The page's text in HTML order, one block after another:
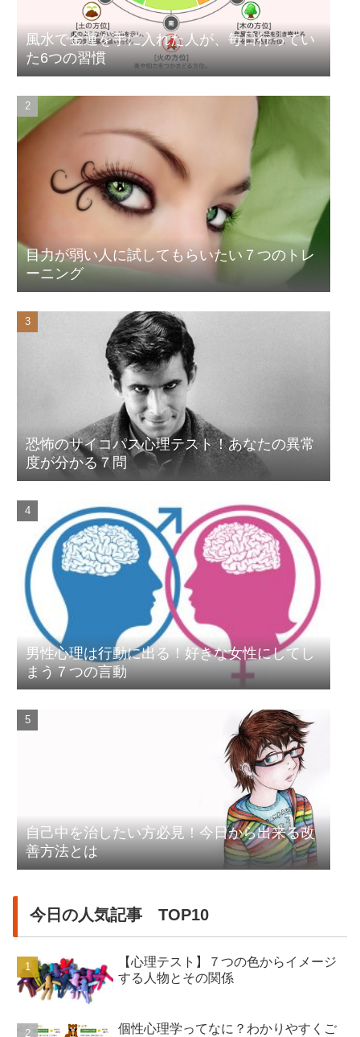
風水で金運を手に入れた人が、毎日行ってい
た6つの習慣
目力が弱い人に試してもらいたい７つのトレ
ーニング
恐怖のサイコパス心理テスト！あなたの異常
度が分かる７問
男性心理は行動に出る！好きな女性にしてし
まう７つの言動
自己中を治したい方必見！今日から出来る改
善方法とは
今日の人気記事 TOP10
【心理テスト】７つの色からイメージ
する人物とその関係
個性心理学ってなに？わかりやすくご